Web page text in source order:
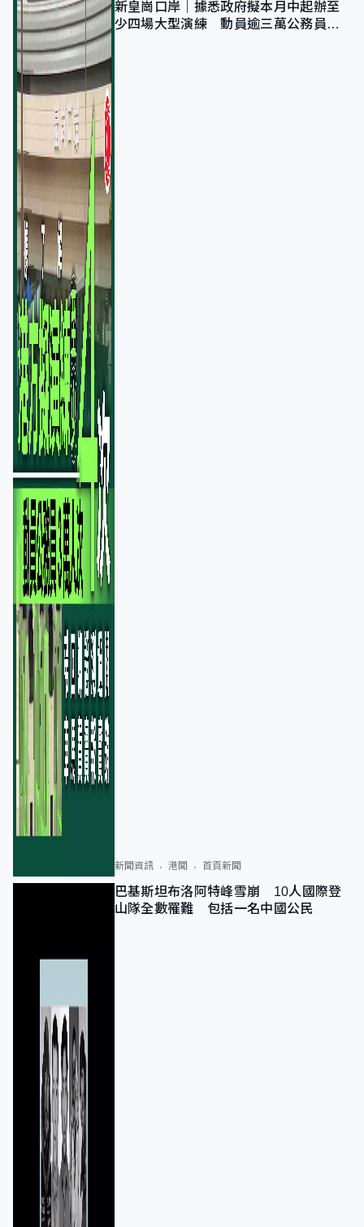
新皇崗口岸｜據悉政府擬本月中起辦至
少四場大型演練 動員逾三萬公務員人
新聞資訊 港聞 首頁新聞
巴基斯坦布洛阿特峰雪崩 10人國際登
山隊全數罹難 包括一名中國公民